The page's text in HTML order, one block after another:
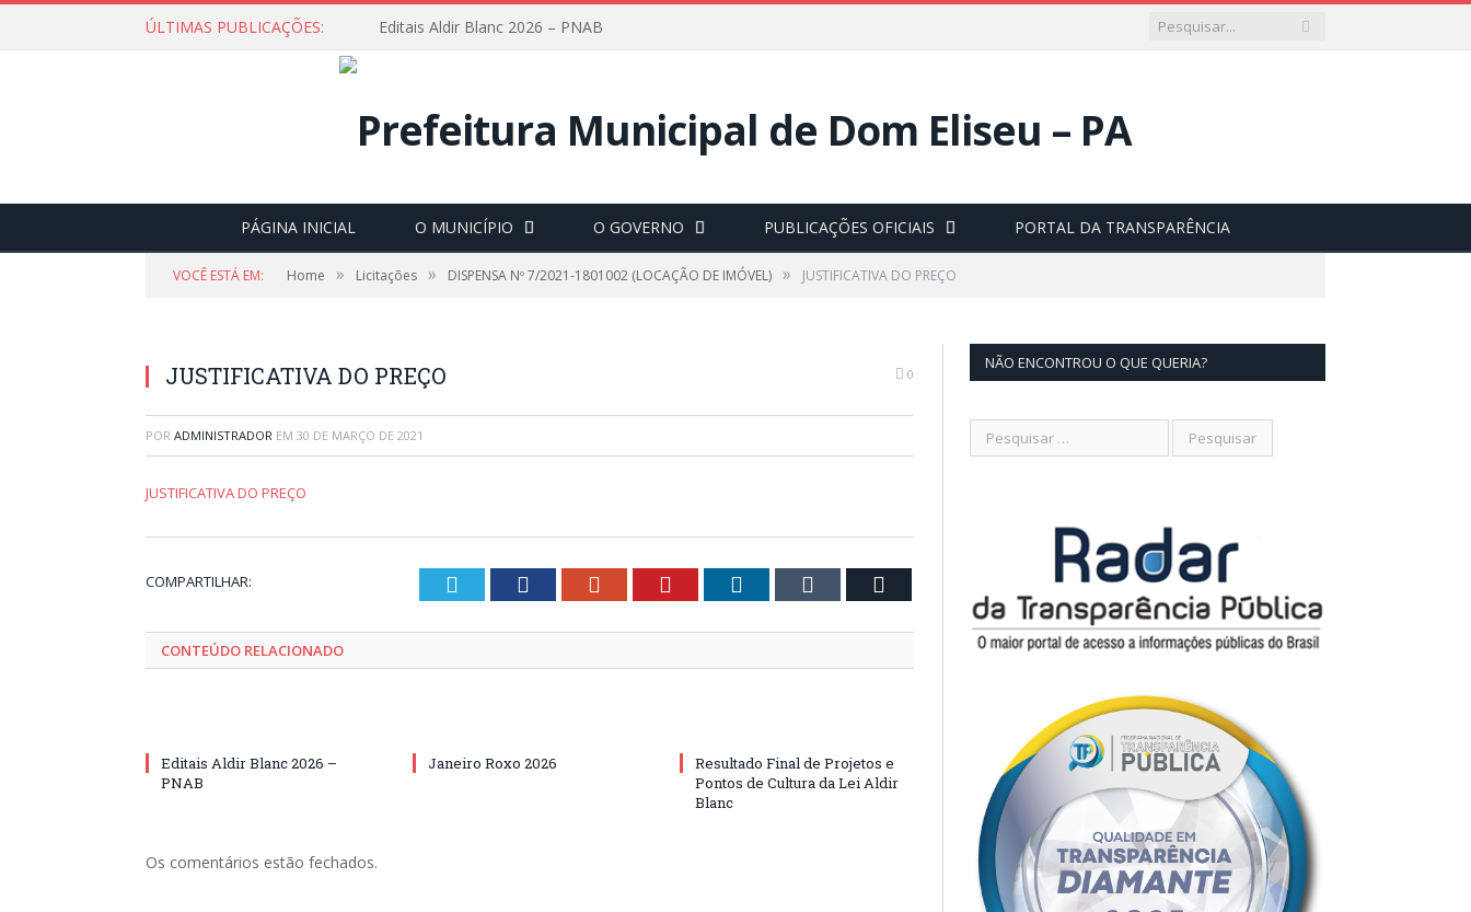
ÚLTIMAS PUBLICAÇÕES: Editais Aldir Blanc 2026 – PNAB
PÁGINA INICIAL O MUNICÍPIO O GOVERNO PUBLICAÇÕES OFICIAIS PORTAL DA TRANSPARÊNCIA
VOCÊ ESTÁ EM: Home » Licitações » DISPENSA Nº 7/2021-1801002 (LOCAÇÃO DE IMÓVEL) » JUSTIFICATIVA DO PREÇO
JUSTIFICATIVA DO PREÇO 0
POR ADMINISTRADOR EM 30 DE MARÇO DE 2021
JUSTIFICATIVA DO PREÇO
COMPARTILHAR: Twitter Facebook Google+ Pinterest LinkedIn Tumblr
CONTEÚDO RELACIONADO
Editais Aldir Blanc 2026 –
PNAB
Janeiro Roxo 2026
Resultado Final de Projetos e
Pontos de Cultura da Lei Aldir
Blanc
Os comentários estão fechados.
NÃO ENCONTROU O QUE QUERIA?